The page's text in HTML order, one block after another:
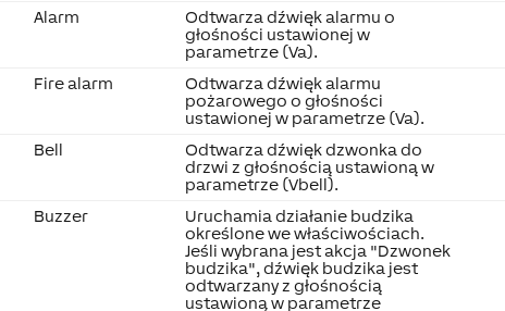
Alarm
Odtwarza dźwięk alarmu o
głośności ustawionej w
parametrze (Va).
Fire alarm
Odtwarza dźwięk alarmu
pożarowego o głośności
ustawionej w parametrze (Va).
Bell
Odtwarza dźwięk dzwonka do
drzwi z głośnością ustawioną w
parametrze (Vbell).
Buzzer
Uruchamia działanie budzika
określone we właściwościach.
Jeśli wybrana jest akcja "Dzwonek
budzika", dźwięk budzika jest
odtwarzany z głośnością
ustawioną w parametrze